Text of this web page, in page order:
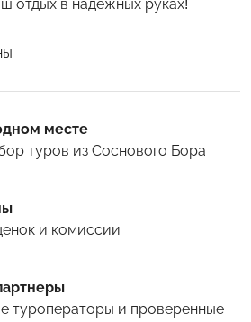
отдых в надежных руках!
месте
туров из Соснового Бора
и комиссии
туроператоры и проверенные